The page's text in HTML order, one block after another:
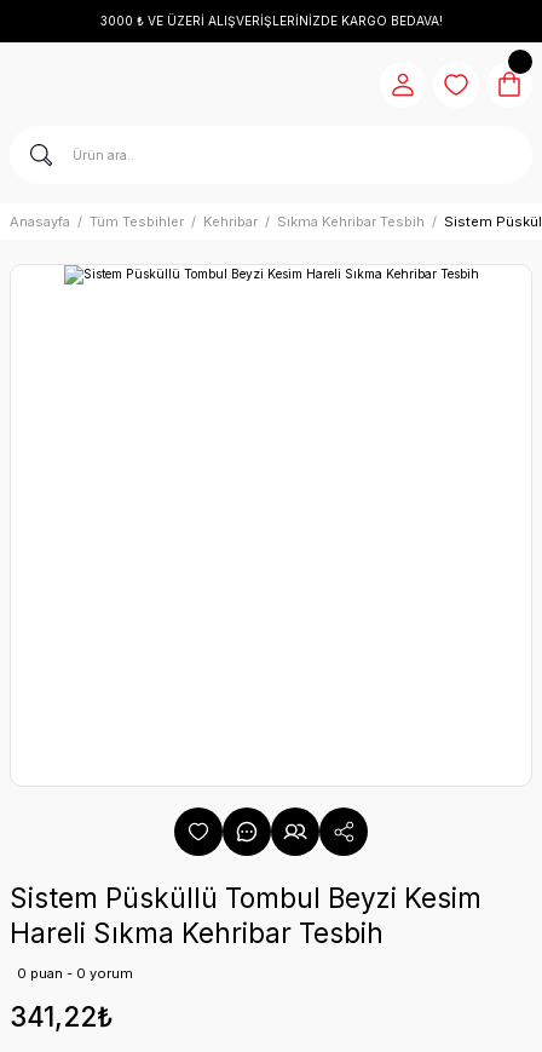
3000 ₺ VE ÜZERİ ALIŞVERİŞLERİNİZDE KARGO BEDAVA!
Anasayfa Tüm Tesbihler Kehribar Sıkma Kehribar Tesbih Sistem
Sistem Püsküllü Tombul Beyzi Kesim
Hareli Sıkma Kehribar Tesbih
0 puan - 0 yorum
341,22₺